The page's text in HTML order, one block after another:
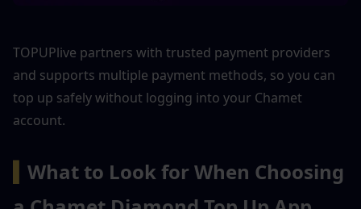
TOPUPlive partners with trusted payment providers
and supports multiple payment methods, so you can
top up safely without logging into your Chamet
account.
What to Look for When Choosing